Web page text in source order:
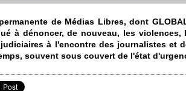
de Médias Libres, dont
à dénoncer, de nouveau, les
à l'encontre des journalistes et
so­uvent sous couvert de l'état